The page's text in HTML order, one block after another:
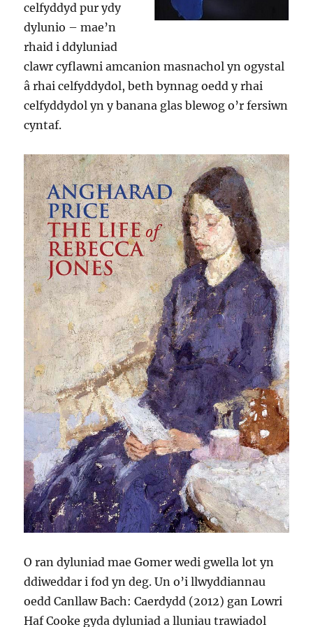
celfyddyd pur ydy
dylunio – mae’n
rhaid i ddyluniad
clawr cyflawni amcanion masnachol yn ogystal
â rhai celfyddydol, beth bynnag oedd y rhai
celfyddydol yn y banana glas blewog o’r fersiwn
cyntaf.
O ran dyluniad mae Gomer wedi gwella lot yn
ddiweddar i fod yn deg. Un o’i llwyddiannau
oedd Canllaw Bach: Caerdydd (2012) gan Lowri
Haf Cooke gyda dyluniad a lluniau trawiadol